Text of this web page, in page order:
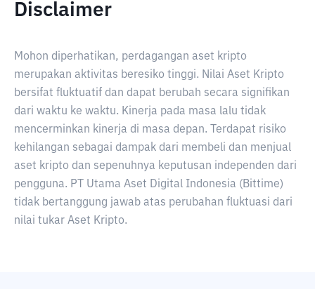
Disclaimer
Mohon diperhatikan, perdagangan aset kripto
merupakan aktivitas beresiko tinggi. Nilai Aset Kripto
bersifat fluktuatif dan dapat berubah secara signifikan
dari waktu ke waktu. Kinerja pada masa lalu tidak
mencerminkan kinerja di masa depan. Terdapat risiko
kehilangan sebagai dampak dari membeli dan menjual
aset kripto dan sepenuhnya keputusan independen dari
pengguna. PT Utama Aset Digital Indonesia (Bittime)
tidak bertanggung jawab atas perubahan fluktuasi dari
nilai tukar Aset Kripto.